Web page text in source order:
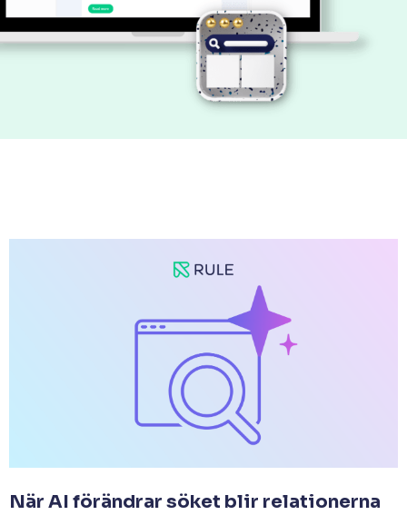
När AI förändrar söket blir relationerna